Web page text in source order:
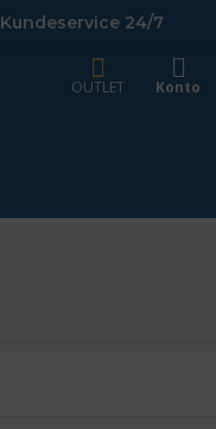
Kundeservice 24/7
OUTLET
Konto